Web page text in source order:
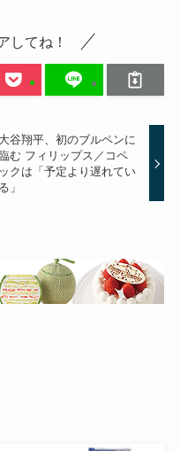
してね！
大谷翔平、初のブルペンに
む フィリップス／コペ
ックは「予定より遅れてい
る」